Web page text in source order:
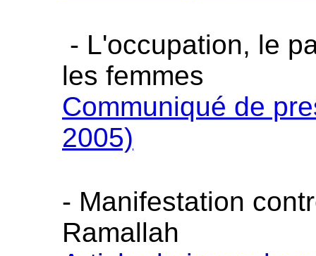
- L'occupation, le
les femmes
Communiqué de
2005)
- Manifestation
Ramallah